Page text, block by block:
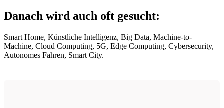
Danach wird auch oft gesucht:
Smart Home, Künstliche Intelligenz, Big Data, Machine-to-
Machine, Cloud Computing, 5G, Edge Computing, Cybersecurity,
Autonomes Fahren, Smart City.